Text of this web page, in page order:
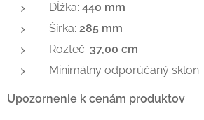
Dĺžka: 440 mm
Šírka: 285 mm
Rozteč: 37,00 cm
Minimálny odporúčaný sklon:
Upozornenie k cenám produktov